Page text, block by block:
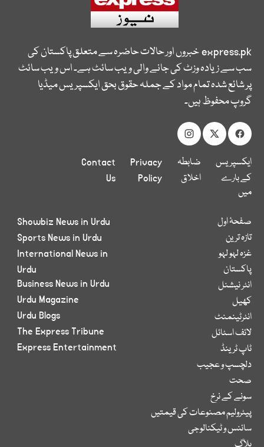
express.pkخبروں اور حالات حاضرہ سے متعلق پاکستان کی
سب سے زیادہ وزٹ کی جانے والی ویب سائٹ ہے۔ اس ویب سائٹ
پر شائع شدہ تمام مواد کے جملہ حقوق بحق ایکسپریس میڈیا
گروپ محفوظ ہیں۔
ایکسپریس
کے بارے
میں
ضابطہ
اخلاق
Privacy
Policy
Contact
Us
صفحۂ اول
تازہ ترین
غزہ لہو لہو
پاکستان
انٹر نیشنل
کھیل
انٹرٹینمنٹ
لائف اسٹائل
ٹاپ ٹرینڈ
دلچسپ و عجیب
صحت
سونے کے نرخ
پیٹرولیم مصنوعات کی قیمتیں
سائنس و ٹیکنالوجی
Showbiz News in Urdu
Sports News in Urdu
International News in
Urdu
Business News in Urdu
Urdu Magazine
Urdu Blogs
The Express Tribune
Express Entertainment